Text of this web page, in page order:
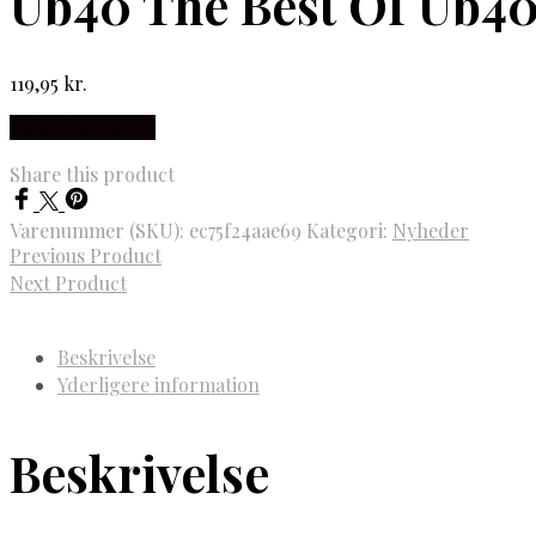
119,95 kr.
Share this product
Varenummer (SKU): ec75f24aae69 Kategori: Nyheder
Previous Product
Next Product
Beskrivelse
Yderligere information
Beskrivelse